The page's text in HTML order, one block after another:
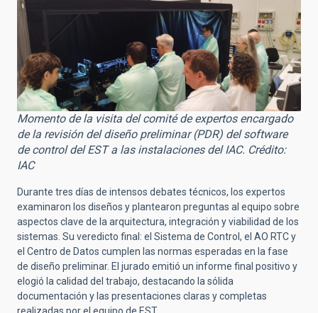
Momento de la visita del comité de expertos encargado
de la revisión del diseño preliminar (PDR) del software
de control del EST a las instalaciones del IAC. Crédito:
IAC
Durante tres días de intensos debates técnicos, los expertos
examinaron los diseños y plantearon preguntas al equipo sobre
aspectos clave de la arquitectura, integración y viabilidad de los
sistemas. Su veredicto final: el Sistema de Control, el AO RTC y
el Centro de Datos cumplen las normas esperadas en la fase
de diseño preliminar. El jurado emitió un informe final positivo y
elogió la calidad del trabajo, destacando la sólida
documentación y las presentaciones claras y completas
realizadas por el equipo de EST.